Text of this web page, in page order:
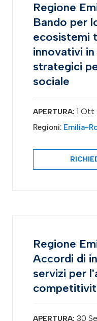
Regione
Bando per
ecosistemi
innovativi
strategici
sociale
APERTURA: 1 Ott
Regioni: Emilia-
Regione
Accordi di
servizi per
APERTURA: 30